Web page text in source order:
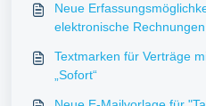
Neue
elektronische Rechnungen
Textmarken für Verträge
„Sofort“